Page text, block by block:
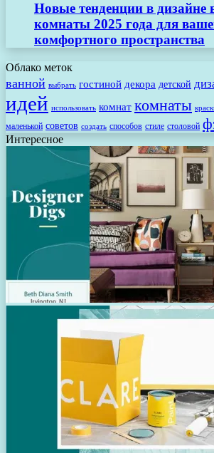
Новые тенденции в дизайне
комнаты 2025 года для
комфортного пространства
Облако меток
ванной выбрать гостиной декора детской
идей использовать комнат комнаты
маленькой советов создать способов стиле столовой
Интересное